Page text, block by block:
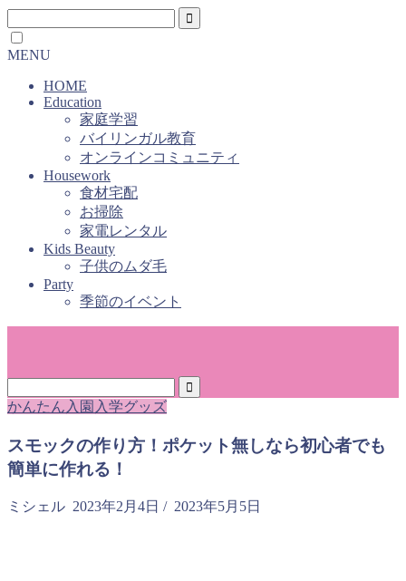
MENU
HOME
Education
家庭学習
バイリンガル教育
オンラインコミュニティ
Housework
食材宅配
お掃除
家電レンタル
Kids Beauty
子供のムダ毛
Party
季節のイベント
かんたん入園入学グッズ
スモックの作り方！ポケット無しなら初心者でも
簡単に作れる！
ミシェル 2023年2月4日 / 2023年5月5日